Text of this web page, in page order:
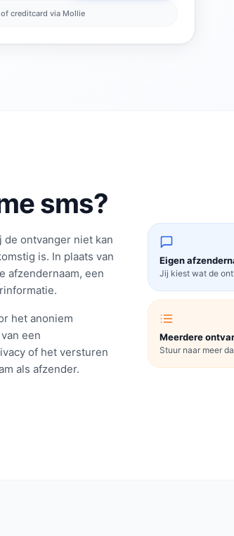
creditcard via Mollie
sms?
de ontvanger niet kan
is. In plaats van
afzendernaam, een
het anoniem
een
of het versturen
als afzender.
Eigen
Jij kiest wat de
Meerdere
Stuur naar meer